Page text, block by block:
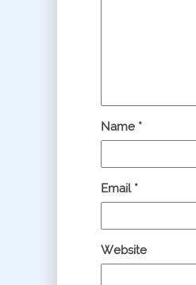
Name *
Email *
Website